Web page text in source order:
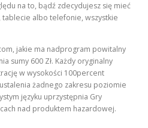
na to, bądź zdecydujesz się mieć
albo telefonie, wszystkie
jakie ma nadprogram powitalny
sumy 600 Zł. Każdy oryginalny
w wysokości 100percent
żadnego zakresu poziomie
języku uprzystępnia Gry
nad produktem hazardowej.